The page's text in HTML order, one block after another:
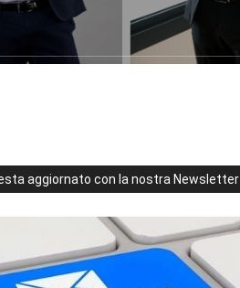
aggiornato con la nostra Newsletter